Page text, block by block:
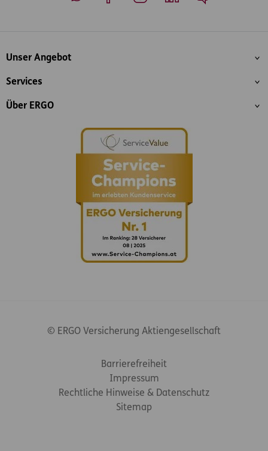
Inhaltsübersicht
Unser Angebot
Services
Über ERGO
© ERGO Versicherung Aktiengesellschaft
Barrierefreiheit
Impressum
Rechtliche Hinweise & Datenschutz
Sitemap